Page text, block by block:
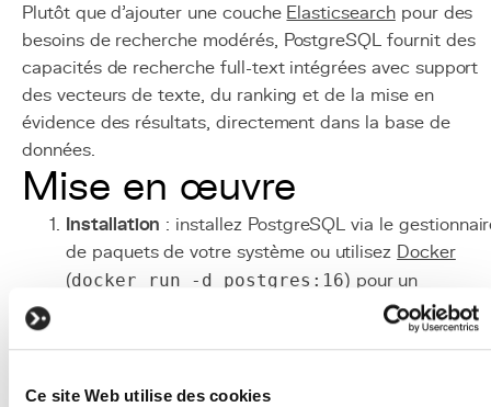
Ce site Web utilise des cookies
Plutôt que d'ajouter une couche Elasticsearchpour des
besoins de recherche modérés, PostgreSQL fournit des
capacités de recherche full-text intégrées avec support
des vecteurs de texte, du ranking et de la mise en
évidence des résultats, directement dans la base de
données.
Mise en œuvre
Installation : installez PostgreSQL via le
de paquets de votre système ou utilisez Docker
(docker run -d postgres:16) pour un
démarrage rapide. Configurez un utilisateur dédié
base de données Django pour utiliser